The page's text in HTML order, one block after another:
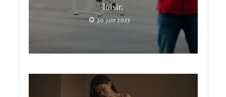
loisir.
30 juin 2023